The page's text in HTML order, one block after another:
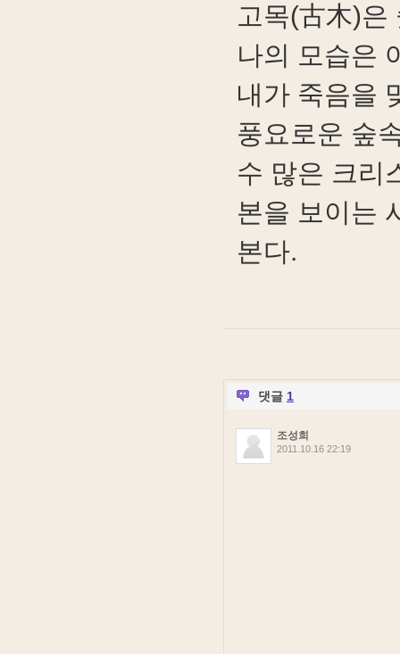
고목(古木)은
나의 모습은
내가 죽음을
풍요로운 숲
수 많은 크리
본을 보이는
본다.
댓글 1
조성희
2011.10.16 22:19